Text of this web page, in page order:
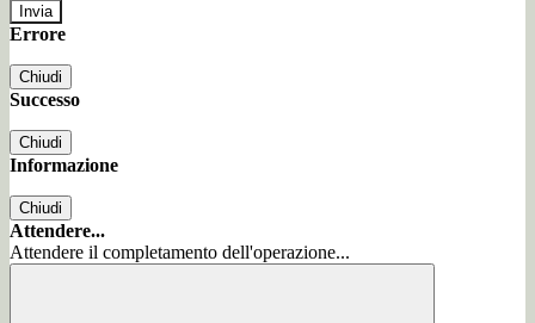
Errore
Chiudi
Successo
Chiudi
Informazione
Chiudi
Attendere...
Attendere il completamento dell'operazione...